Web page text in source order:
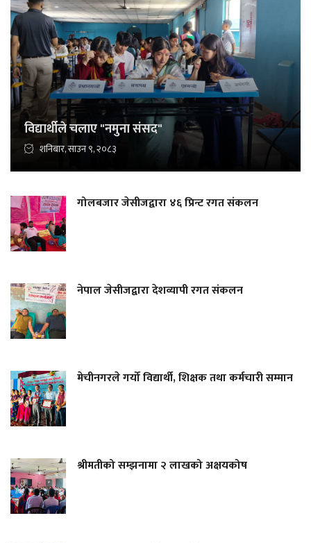
विद्यार्थीले चलाए "नमुना संसद"
शनिबार, साउन ९, २०८३
गोलबजार जेसीजद्वारा ४६ प्रिन्ट रगत संकलन
नेपाल जेसीजद्वारा देशव्यापी रगत संकलन
मेचीनगरले गर्यो विद्यार्थी, शिक्षक तथा कर्मचारी सम्मान
श्रीमतीको सम्झनामा २ लाखको अक्षयकोष